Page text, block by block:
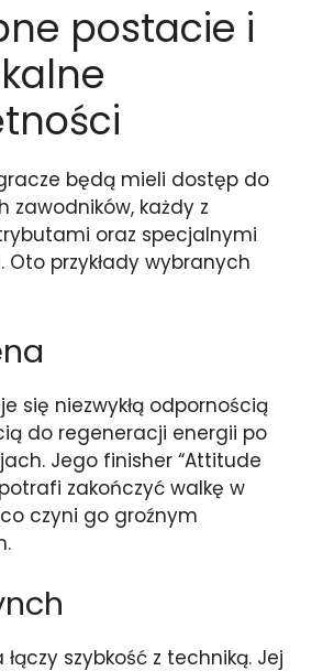
postacie i
będą mieli dostęp do
zawodników, każdy z
oraz specjalnymi
Oto przykłady wybranych
się niezwykłą odpornością
do regeneracji energii po
Jego finisher “Attitude
zakończyć walkę w
czyni go groźnym
szybkość z techniką. Jej